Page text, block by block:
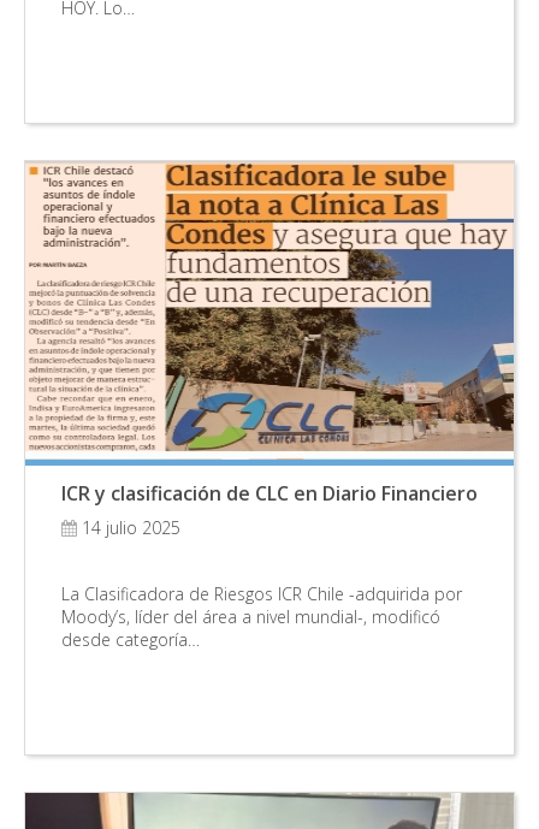
HOY. Lo…
ICR y clasificación de CLC en Diario Financiero
14 julio 2025
La Clasificadora de Riesgos ICR Chile -adquirida por
Moody’s, líder del área a nivel mundial-, modificó
desde categoría…